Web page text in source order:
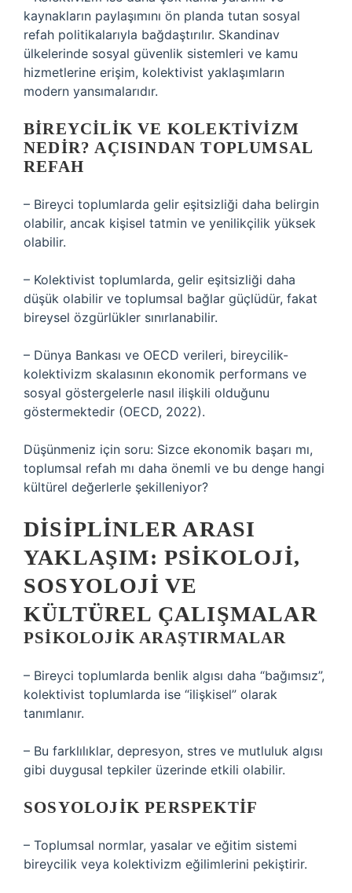
kaynakların paylaşımını ön planda tutan sosyal
refah politikalarıyla bağdaştırılır. Skandinav
ülkelerinde sosyal güvenlik sistemleri ve kamu
hizmetlerine erişim, kolektivist yaklaşımların
modern yansımalarıdır.
BIREYCILIK VE KOLEKTIVIZM
NEDIR? AÇISINDAN TOPLUMSAL
REFAH
– Bireyci toplumlarda gelir eşitsizliği daha belirgin
olabilir, ancak kişisel tatmin ve yenilikçilik yüksek
olabilir.
– Kolektivist toplumlarda, gelir eşitsizliği daha
düşük olabilir ve toplumsal bağlar güçlüdür, fakat
bireysel özgürlükler sınırlanabilir.
– Dünya Bankası ve OECD verileri, bireycilik-
kolektivizm skalasının ekonomik performans ve
sosyal göstergelerle nasıl ilişkili olduğunu
göstermektedir (OECD, 2022).
Düşünmeniz için soru: Sizce ekonomik başarı mı,
toplumsal refah mı daha önemli ve bu denge hangi
kültürel değerlerle şekilleniyor?
DISIPLINLER ARASI
YAKLAŞIM: PSIKOLOJI,
SOSYOLOJI VE
KÜLTÜREL ÇALIŞMALAR
PSIKOLOJIK ARAŞTIRMALAR
– Bireyci toplumlarda benlik algısı daha “bağımsız”,
kolektivist toplumlarda ise “ilişkisel” olarak
tanımlanır.
– Bu farklılıklar, depresyon, stres ve mutluluk algısı
gibi duygusal tepkiler üzerinde etkili olabilir.
SOSYOLOJIK PERSPEKTIF
– Toplumsal normlar, yasalar ve eğitim sistemi
bireycilik veya kolektivizm eğilimlerini pekiştirir.